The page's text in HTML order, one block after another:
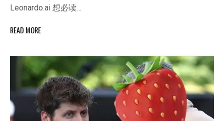
Leonardo.ai 想必读…
READ MORE